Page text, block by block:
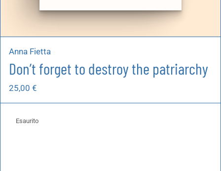
Anna Fietta
Don’t forget to destroy the patriarchy
25,00 €
Esaurito